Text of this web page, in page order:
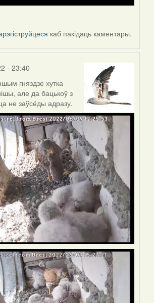
каб пакідаць каментары.
- 23:40
гняздзе хутка
але да бацькоў з
не заўсёды адразу.